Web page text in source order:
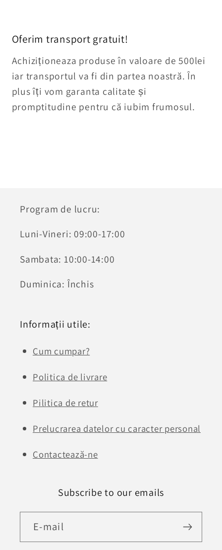
Oferim transport gratuit!
Achiziționeaza produse în valoare de 500lei
iar transportul va fi din partea noastră. În
plus îți vom garanta calitate și
promptitudine pentru că iubim frumosul.
Program de lucru:
Luni-Vineri: 09:00-17:00
Sambata: 10:00-14:00
Duminica: Închis
Informații utile:
Cum cumpar?
Politica de livrare
Pilitica de retur
Prelucrarea datelor cu caracter personal
Contactează-ne
Subscribe to our emails
E-mail